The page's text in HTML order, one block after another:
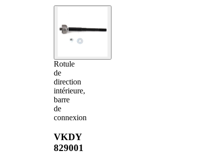
Rotule
de
direction
intérieure,
barre
de
connexion
VKDY
829001